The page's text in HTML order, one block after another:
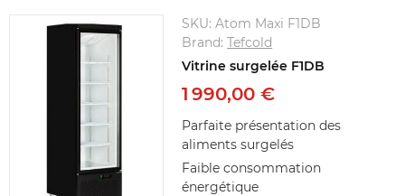
SKU:Atom Maxi F1DB
Brand:Tefcold
Vitrine surgelée F1DB
1 990,00 €
Parfaite présentation des
aliments surgelés
Faible consommation
énergétique